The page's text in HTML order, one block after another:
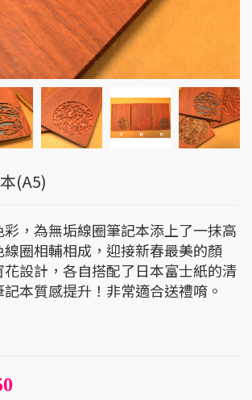
(A5)
，為無垢線圈筆記本添上了一抹高
圈相輔相成，迎接新春最美的顏
設計，各自搭配了日本富士紙的清
本質感提升！非常適合送禮唷。